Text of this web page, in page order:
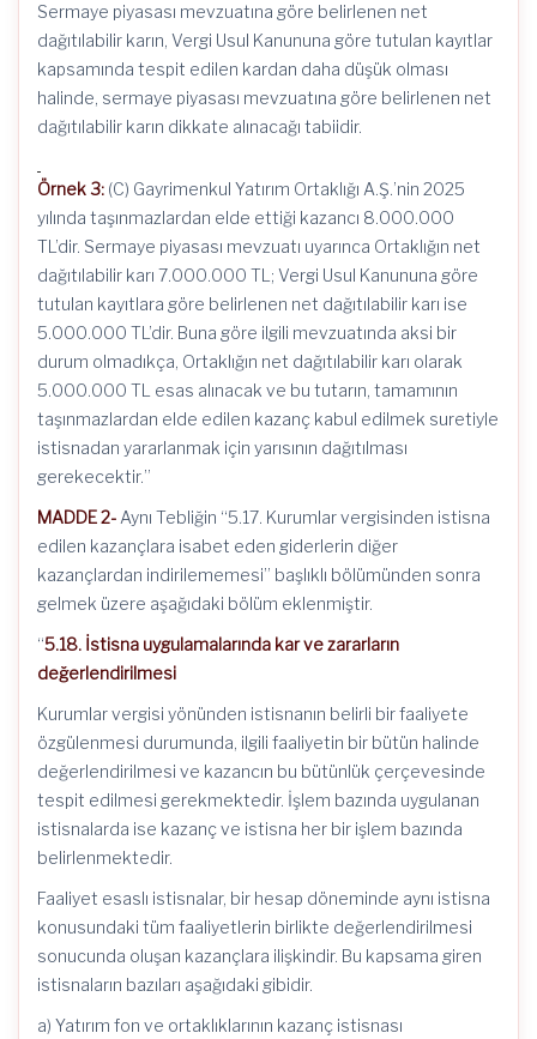
Sermaye piyasası mevzuatına göre belirlenen net
dağıtılabilir karın, Vergi Usul Kanununa göre tutulan kayıtlar
kapsamında tespit edilen kardan daha düşük olması
halinde, sermaye piyasası mevzuatına göre belirlenen net
dağıtılabilir karın dikkate alınacağı tabiidir.
Örnek 3: (C) Gayrimenkul Yatırım Ortaklığı A.Ş.’nin 2025
yılında taşınmazlardan elde ettiği kazancı 8.000.000
TL’dir. Sermaye piyasası mevzuatı uyarınca Ortaklığın net
dağıtılabilir karı 7.000.000 TL; Vergi Usul Kanununa göre
tutulan kayıtlara göre belirlenen net dağıtılabilir karı ise
5.000.000 TL’dir. Buna göre ilgili mevzuatında aksi bir
durum olmadıkça, Ortaklığın net dağıtılabilir karı olarak
5.000.000 TL esas alınacak ve bu tutarın, tamamının
taşınmazlardan elde edilen kazanç kabul edilmek suretiyle
istisnadan yararlanmak için yarısının dağıtılması
gerekecektir.”
MADDE 2- Aynı Tebliğin “5.17. Kurumlar vergisinden istisna
edilen kazançlara isabet eden giderlerin diğer
kazançlardan indirilememesi” başlıklı bölümünden sonra
gelmek üzere aşağıdaki bölüm eklenmiştir.
“5.18. İstisna uygulamalarında kar ve zararların
değerlendirilmesi
Kurumlar vergisi yönünden istisnanın belirli bir faaliyete
özgülenmesi durumunda, ilgili faaliyetin bir bütün halinde
değerlendirilmesi ve kazancın bu bütünlük çerçevesinde
tespit edilmesi gerekmektedir. İşlem bazında uygulanan
istisnalarda ise kazanç ve istisna her bir işlem bazında
belirlenmektedir.
Faaliyet esaslı istisnalar, bir hesap döneminde aynı istisna
konusundaki tüm faaliyetlerin birlikte değerlendirilmesi
sonucunda oluşan kazançlara ilişkindir. Bu kapsama giren
istisnaların bazıları aşağıdaki gibidir.
a) Yatırım fon ve ortaklıklarının kazanç istisnası